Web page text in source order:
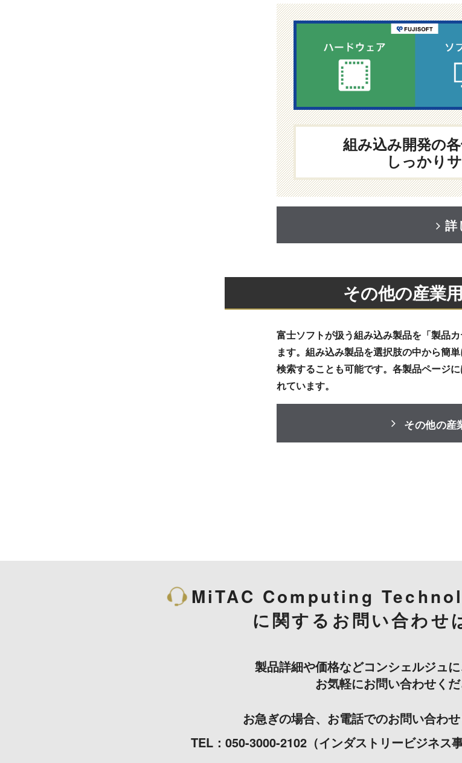
組み込み開発の
しっかり
詳
その他の産業
富士ソフトが扱う組み込み製品を「製品
ます。組み込み製品を選択肢の中から簡
検索することも可能です。各製品ページ
れています。
その他の産
MiTAC Computing
に関するお問い合わせ
製品詳細や価格などコンシェルジュ
お気軽にお問い合わせくだ
お急ぎの場合、お電話でのお問い合わせ
TEL：050-3000-2102（インダストリービジネス